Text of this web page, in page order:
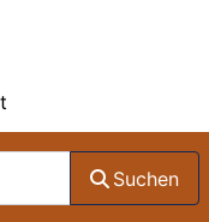
Suchen